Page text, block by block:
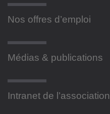
Nos offres d’emploi
Médias & publications
Intranet de l’association